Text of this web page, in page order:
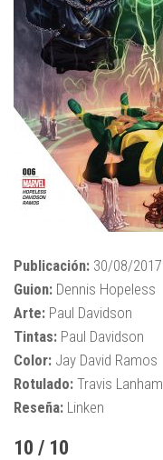
Publicación: 30/08/2017
Guion: Dennis Hopeless
Arte: Paul Davidson
Tintas: Paul Davidson
Color: Jay David Ramos
Rotulado: Travis Lanham
Reseña: Linken
10 / 10